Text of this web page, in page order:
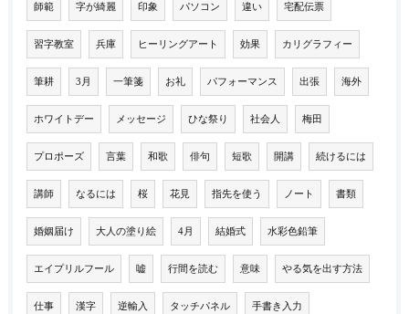
師範 字が綺麗 印象 パソコン 違い 宅配伝票
習字教室 兵庫 ヒーリングアート 効果 カリグラフィー
筆耕 3月 一筆箋 お礼 パフォーマンス 出張 海外
ホワイトデー メッセージ ひな祭り 社会人 梅田
プロポーズ 言葉 和歌 俳句 短歌 開講 続けるには
講師 なるには 桜 花見 指先を使う ノート 書類
婚姻届け 大人の塗り絵 4月 結婚式 水彩色鉛筆
エイプリルフール 嘘 行間を読む 意味 やる気を出す方法
仕事 漢字 逆輸入 タッチパネル 手書き入力